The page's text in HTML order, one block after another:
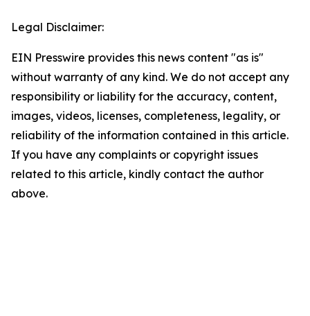
Legal Disclaimer:
EIN Presswire provides this news content "as is"
without warranty of any kind. We do not accept any
responsibility or liability for the accuracy, content,
images, videos, licenses, completeness, legality, or
reliability of the information contained in this article.
If you have any complaints or copyright issues
related to this article, kindly contact the author
above.